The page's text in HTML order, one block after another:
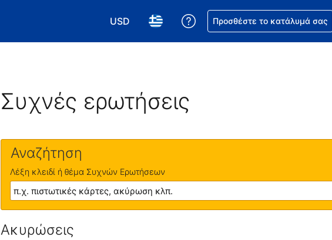
USD
Επιλέξτε το νόμισμά σας. Το τωρινό σας
Επιλέξτε τη γλώσσα σας. Η τωρινή σας
Βοήθεια για την κράτησή σας
Προσθέστε το κατάλυμά σας
Συχνές ερωτήσεις
Αναζήτηση
Λέξη κλειδί ή θέμα Συχνών Ερωτήσεων
Ακυρώσεις